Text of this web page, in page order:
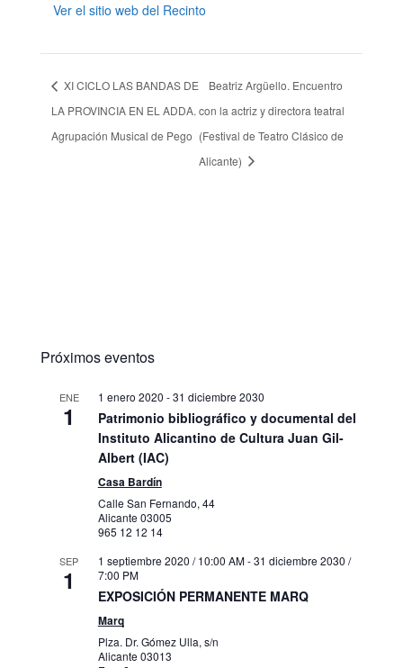
Ver el sitio web del Recinto
XI CICLO LAS BANDAS DE
LA PROVINCIA EN EL ADDA.
Agrupación Musical de Pego
Beatriz Argüello. Encuentro
con la actriz y directora teatral
(Festival de Teatro Clásico de
Alicante)
Próximos eventos
ENE
1
1 enero 2020 -31 diciembre 2030
Patrimonio bibliográfico y documental del
Instituto Alicantino de Cultura Juan Gil-
Albert (IAC)
Casa Bardín
Calle San Fernando, 44
Alicante 03005
965 12 12 14
SEP
1
1 septiembre 2020 / 10:00 AM-31 diciembre 2030 /
7:00 PM
EXPOSICIÓN PERMANENTE MARQ
Marq
Plza. Dr. Gómez Ulla, s/n
Alicante 03013